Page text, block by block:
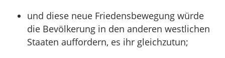
und diese neue Friedensbewegung würde
die Bevölkerung in den anderen westlichen
Staaten auffordern, es ihr gleichzutun;